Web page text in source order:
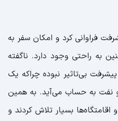
پیشرفت فراوانی کرد و امکان سفر به
به راحتی وجود دارد. ناگفته
بی‌تاثیر نبوده چراکه یک
نفت به حساب می‌آید. به همین
بسیار تلاش کردند و